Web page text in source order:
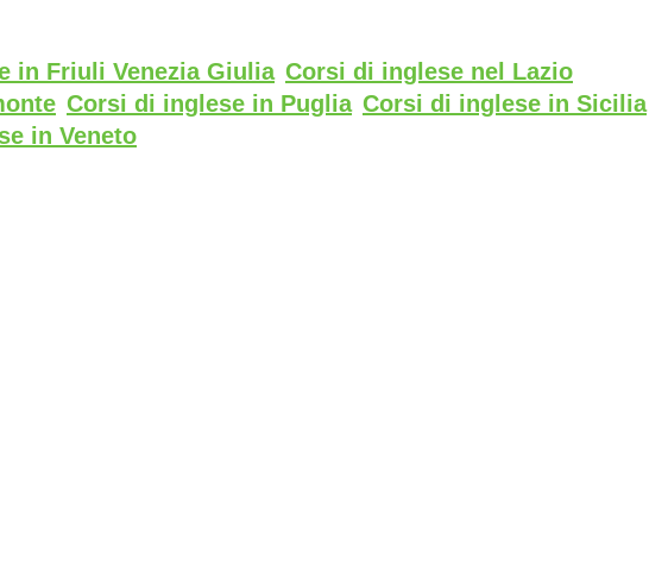
in Friuli Venezia Giulia Corsi di inglese nel Lazio
Corsi di inglese in Puglia Corsi di inglese in Sicilia
in Veneto